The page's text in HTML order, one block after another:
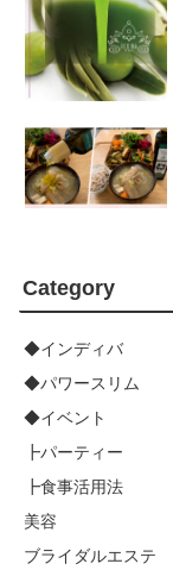
Category
◆インディバ
◆パワースリム
◆イベント
┣パーティー
┣食事活用法
美容
ブライダルエステ